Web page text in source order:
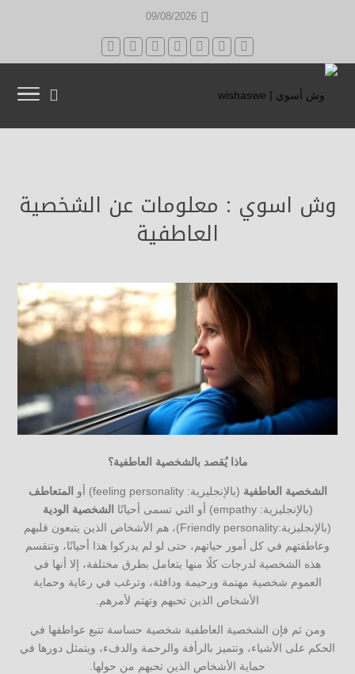
09/08/2026
وش اسوي : معلومات عن الشخصية
العاطفية
ماذا يُقصد بالشخصية العاطفية؟
الشخصية العاطفية (بالإنجليزية: feeling personality) أو
المتعاطف
(بالإنجليزية: empathy) أو التي تسمى أحيانًا
الشخصية الودية
(بالإنجليزية:Friendly personality)، هم الأشخاص الذين يتبعون قلبهم
وعاطفتهم في كل أمور حياتهم، حتى لو لم يدركوا هذا أحيانًا، وتنقسم
هذه الشخصية لدرجات كلًا منها يتعامل بطرق مختلفة، إلا أنها في
العموم شخصية مهتمة ورحيمة ودافئة، وترغب في رعاية وحماية
الأشخاص الذين تحبهم وتهتم لأمرهم.
ومن ثم فإن الشخصية العاطفية شخصية حساسة تتبع عواطفها في
الحكم على الأشياء، وتتميز بالرأفة والرحمة والدفء، ويتمثل دورها في
حماية الأشخاص الذين تحبهم من حولها.